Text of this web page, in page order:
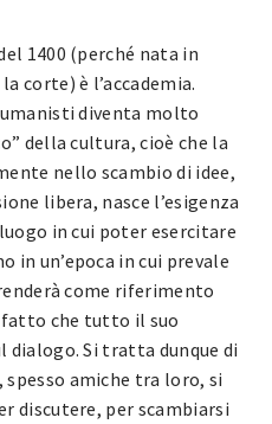
1400 (perché nata in
corte) è l’accademia.
diventa molto
della cultura, cioè che la
nello scambio di idee,
libera, nasce l’esigenza
in cui poter esercitare
in un’epoca in cui prevale
come riferimento
fatto che tutto il suo
dialogo. Si tratta dunque di
amiche tra loro, si
discutere, per scambiarsi